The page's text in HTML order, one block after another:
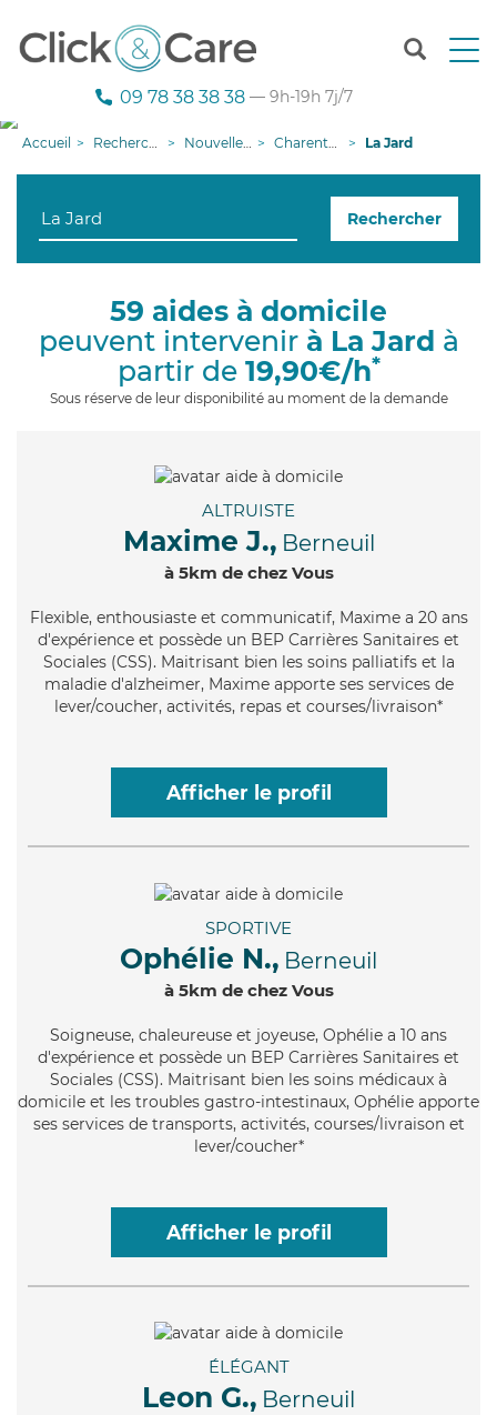
T
n
g
09 78 38 38 38 — 9h-19h 7j/7
Accueil Recherche aide à domicile Nouvelle-Aquitaine Charente-Maritime La Jard
Rechercher
59 aides à domicile
peuvent intervenir à La Jard à
partir de 19,90€/h*
Sous réserve de leur disponibilité au moment de la demande
ALTRUISTE
Maxime J., Berneuil
à 5km de chez Vous
Flexible, enthousiaste et communicatif, Maxime a 20 ans
d'expérience et possède un BEP Carrières Sanitaires et
Sociales (CSS). Maitrisant bien les soins palliatifs et la
maladie d'alzheimer, Maxime apporte ses services de
lever/coucher, activités, repas et courses/livraison*
Afficher le profil
SPORTIVE
Ophélie N., Berneuil
à 5km de chez Vous
Soigneuse, chaleureuse et joyeuse, Ophélie a 10 ans
d'expérience et possède un BEP Carrières Sanitaires et
Sociales (CSS). Maitrisant bien les soins médicaux à
domicile et les troubles gastro-intestinaux, Ophélie apporte
ses services de transports, activités, courses/livraison et
lever/coucher*
Afficher le profil
ÉLÉGANT
Leon G., Berneuil